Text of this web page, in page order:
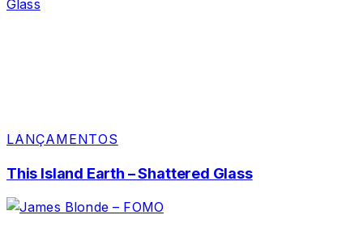
LANÇAMENTOS
This Island Earth – Shattered Glass